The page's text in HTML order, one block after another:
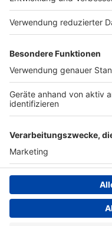
Presse
Teilnahmebedingungen
Geschäftsbedingungen
ANTENNE BAYERN
Datenschutzerklärung
Cookie- und
einstellungen
Persönliche